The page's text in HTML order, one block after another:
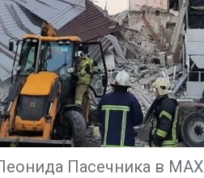
Пасечника в МАХ